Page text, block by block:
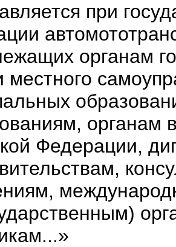
при
органам
местного
органам
Федерации,